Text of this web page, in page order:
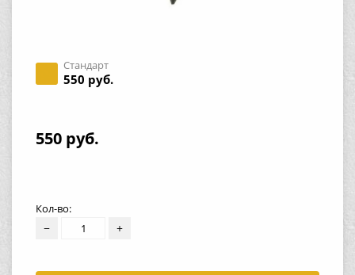
Стандарт
550 руб.
550 руб.
Кол-во:
− +